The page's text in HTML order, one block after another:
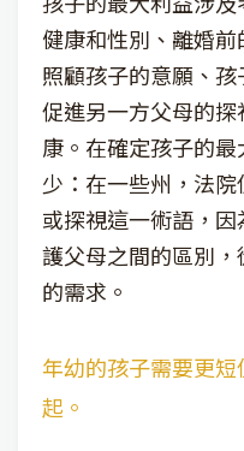
健康和性別、離婚
照顧孩子的意願、
促進另一方父母的
康。在確定孩子的
少：在一些州，法
或探視這一術語，
護父母之間的區別
的需求。
年幼的孩子需要更
起。